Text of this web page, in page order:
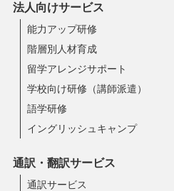
法人向けサービス
能力アップ研修
階層別人材育成
留学アレンジサポート
学校向け研修（講師派遣）
語学研修
イングリッシュキャンプ
通訳・翻訳サービス
通訳サービス